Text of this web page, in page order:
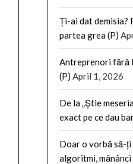
Ți-ai dat demisia?
partea grea (P)
Antreprenori fără
(P) April 1, 2026
De la „Știe
exact pe ce dau
Doar o vorbă să-ți
algoritmi, mănânci